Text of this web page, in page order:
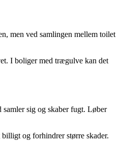
men ved samlingen mellem toilet
I boliger med trægulve kan det
sig og skaber fugt. Løber
og forhindrer større skader.